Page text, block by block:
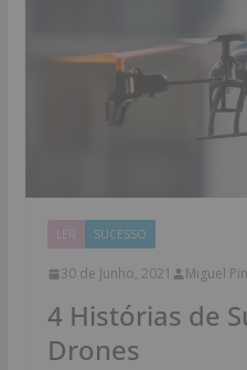
SUCESSO
30 de Junho, 2021 Miguel
4 Histórias de
Drones